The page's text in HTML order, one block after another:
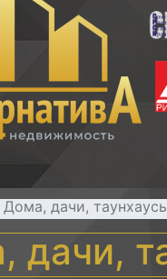
Дома, дачи,
дачи,